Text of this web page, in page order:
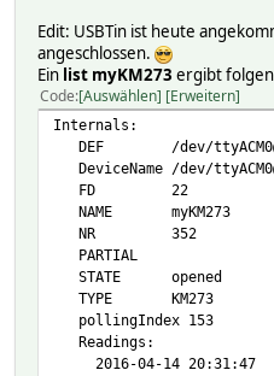
Edit: USBTin ist heute
angeschlossen.
Ein list myKM273 ergibt
Code Auswählen Erweitern
Internals:
DEF /dev/
DeviceName /dev/
FD 22
NAME myKM273
NR 352
PARTIAL
STATE opened
TYPE KM273
pollingIndex 153
Readings:
2016-04-14